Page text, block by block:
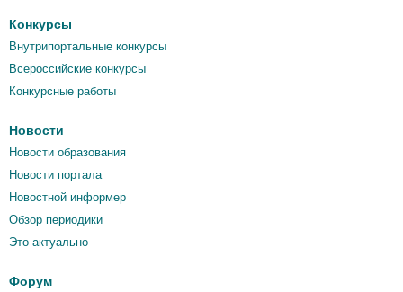
Конкурсы
Внутрипортальные конкурсы
Всероссийские конкурсы
Конкурсные работы
Новости
Новости образования
Новости портала
Новостной информер
Обзор периодики
Это актуально
Форум